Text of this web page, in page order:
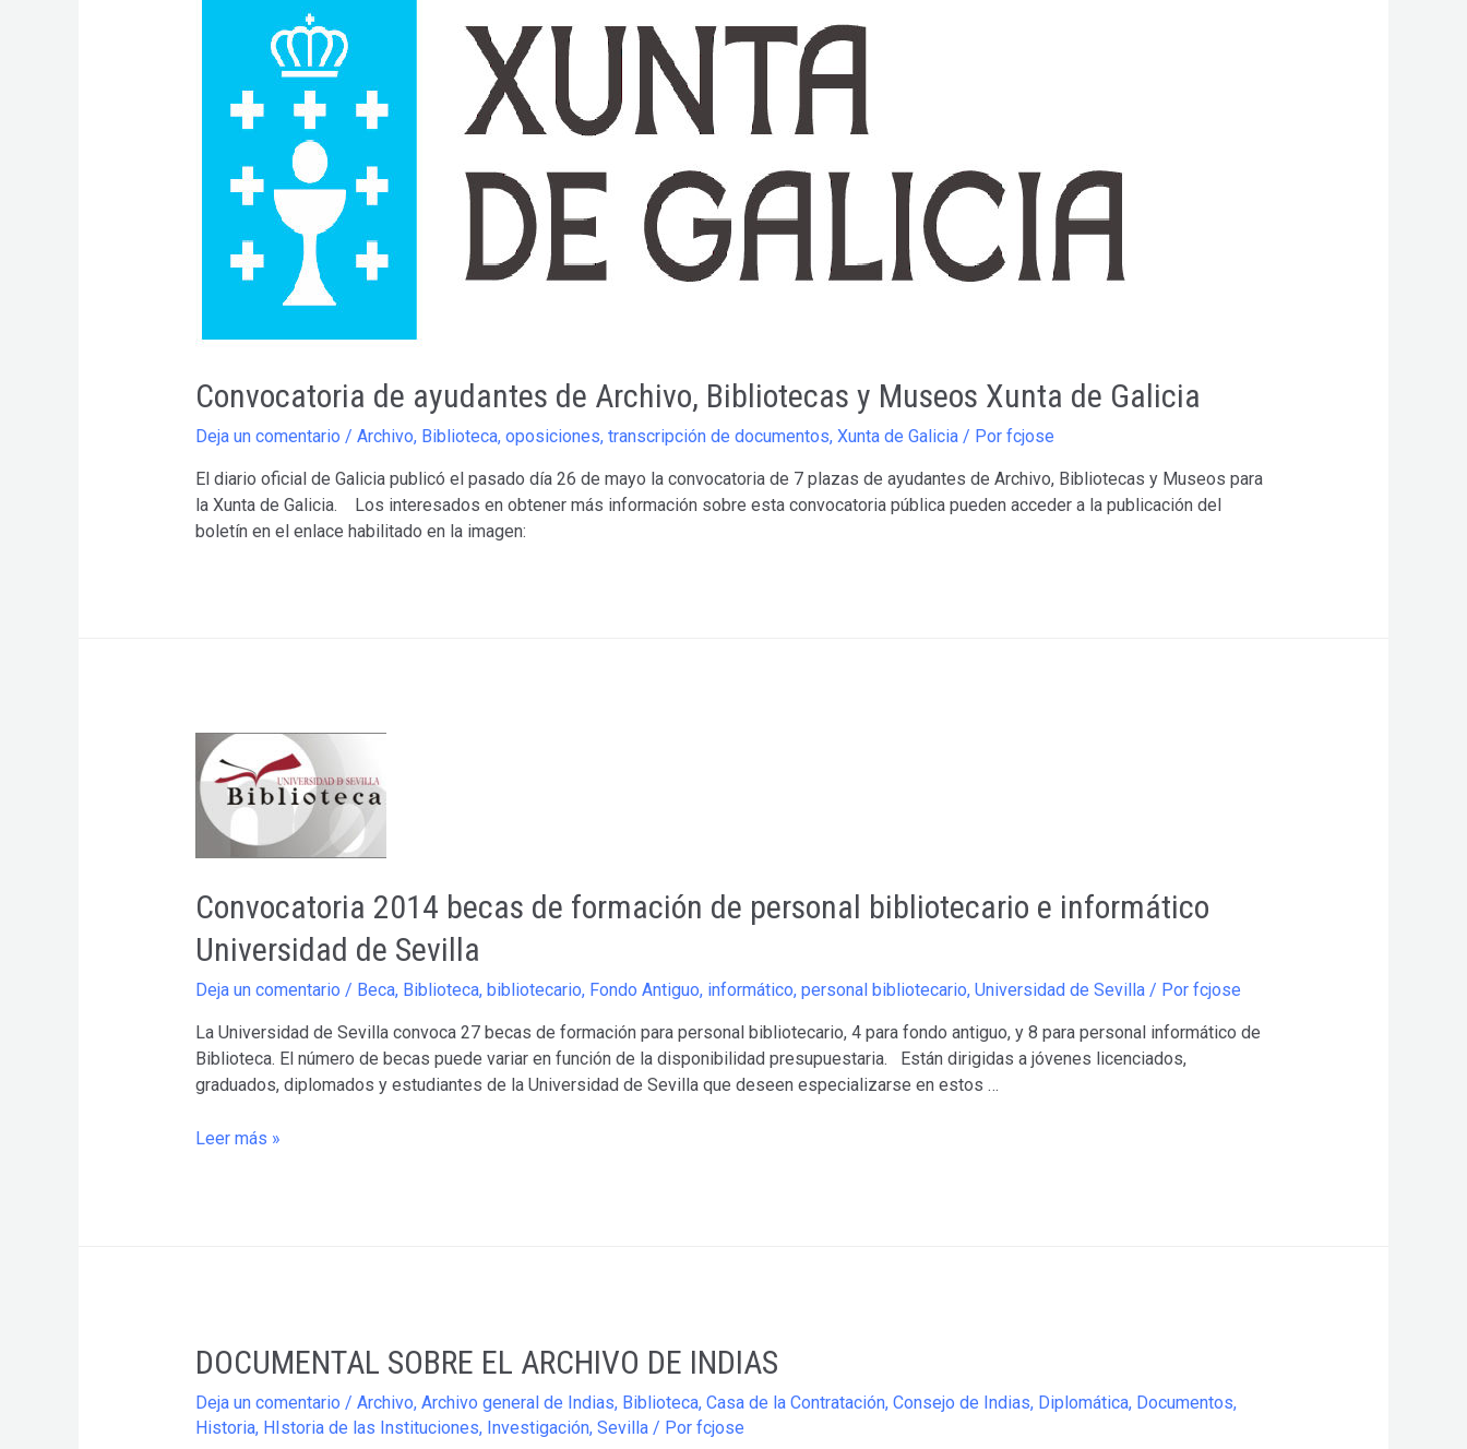
Convocatoria de ayudantes de Archivo, Bibliotecas y Museos Xunta de Galicia
Deja un comentario / Archivo, Biblioteca, oposiciones, transcripción de documentos, Xunta de Galicia/ Por fcjose
El diario oficial de Galicia publicó el pasado día 26 de mayo la convocatoria de 7 plazas de ayudantes de Archivo, Bibliotecas y Museos para
la Xunta de Galicia. Los interesados en obtener más información sobre esta convocatoria pública pueden acceder a la publicación del
boletín en el enlace habilitado en la imagen:
Convocatoria 2014 becas de formación de personal bibliotecario e informático
Universidad de Sevilla
Deja un comentario / Beca, Biblioteca, bibliotecario, Fondo Antiguo, informático, personal bibliotecario, Universidad de Sevilla/ Por fcjose
La Universidad de Sevilla convoca 27 becas de formación para personal bibliotecario, 4 para fondo antiguo, y 8 para personal informático de
Biblioteca. El número de becas puede variar en función de la disponibilidad presupuestaria. Están dirigidas a jóvenes licenciados,
graduados, diplomados y estudiantes de la Universidad de Sevilla que deseen especializarse en estos …
Convocatoria
e
informático
Universidad
de
Leer más »
DOCUMENTAL SOBRE EL ARCHIVO DE INDIAS
Deja un comentario / Archivo, Archivo general de Indias, Biblioteca, Casa de la Contratación, Consejo de Indias, Diplomática, Documentos,
Historia, HIstoria de las Instituciones, Investigación, Sevilla/ Por fcjose